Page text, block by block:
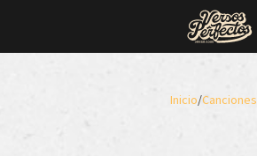
Inicio/Canciones